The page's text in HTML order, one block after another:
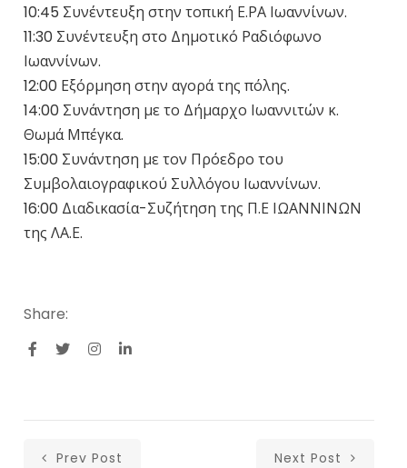
10:45 Συνέντευξη στην τοπική Ε.ΡΑ Ιωαννίνων.
11:30 Συνέντευξη στο Δημοτικό Ραδιόφωνο
Ιωαννίνων.
12:00 Εξόρμηση στην αγορά της πόλης.
14:00 Συνάντηση με το Δήμαρχο Ιωαννιτών κ.
Θωμά Μπέγκα.
15:00 Συνάντηση με τον Πρόεδρο του
Συμβολαιογραφικού Συλλόγου Ιωαννίνων.
16:00 Διαδικασία-Συζήτηση της Π.Ε ΙΩΑΝΝΙΝΩΝ
της ΛΑ.Ε.
Share:
Prev Post Next Post